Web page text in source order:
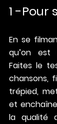
1 -Pour
En se
qu’on
Faites le
chansons,
trépied,
et
la qualité